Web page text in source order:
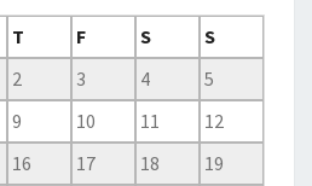
T F S
S
2 3 4
5
9 10 11
12
16 17 18
19